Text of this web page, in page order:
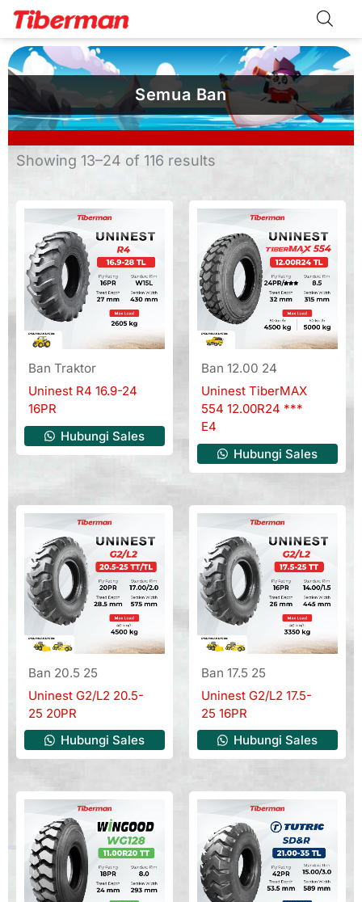
Skip
to
content
Semua Ban
Showing 13–24 of 116 results
Ban Traktor
Uninest R4 16.9-24
16PR
Hubungi Sales
Ban 12.00 24
Uninest TiberMAX
554 12.00R24 ***
E4
Hubungi Sales
Ban 20.5 25
Uninest G2/L2 20.5-
25 20PR
Hubungi Sales
Ban 17.5 25
Uninest G2/L2 17.5-
25 16PR
Hubungi Sales